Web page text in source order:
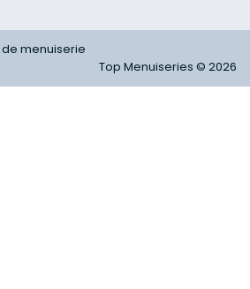
de menuiserie
Top Menuiseries © 2026